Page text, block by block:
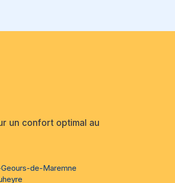
un confort optimal au
de-Maremne